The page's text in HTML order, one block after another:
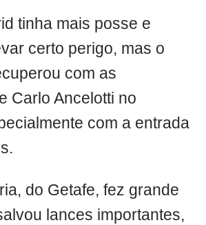
tinha mais posse e
certo perigo, mas o
com as
Carlo Ancelotti no
com a entrada
do Getafe, fez grande
lances importantes,